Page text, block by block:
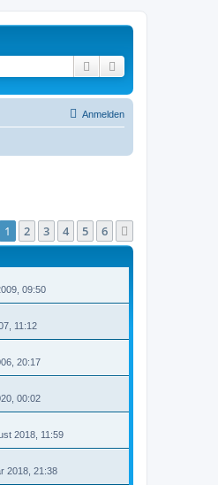
Suche
Anmelden
1 2 3 4 5 6
09:50
11:12
20:17
00:02
2018, 11:59
2018, 21:38